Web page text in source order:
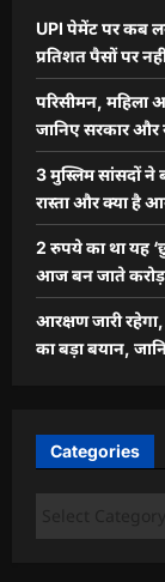
UPI पेमेंट पर कब
प्रतिशत पैसों पर
परिसीमन, महिला
जानिए सरकार और
3 मुस्लिम सांसदों ने
रास्ता और क्या है
2 रुपये का था यह
आज बन जाते
आरक्षण जारी
का बड़ा बयान,
Categories